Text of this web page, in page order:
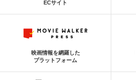
ECサイト
映画情報を網羅した
プラットフォーム